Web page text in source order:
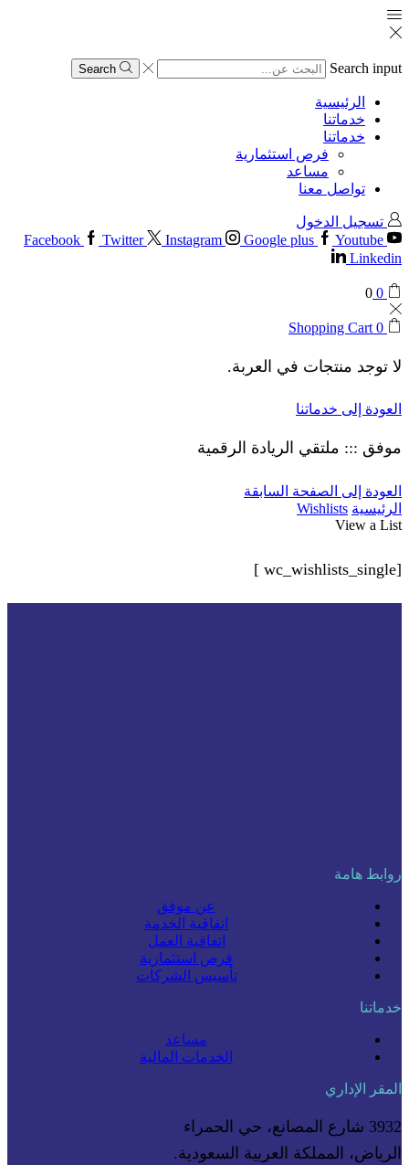
Search input
Search
الرئيسية
خدماتنا
خدماتنا
فرص استثمارية
مساعد
تواصل معنا
تسجيل الدخول
Facebook
Twitter Instagram Google plus
Youtube
Linkedin
0
0
0
Shopping Cart
لا توجد منتجات في العربة.
العودة إلى خدماتنا
موفق ::: ملتقي الريادة الرقمية
العودة إلى الصفحة السابقة
الرئيسية Wishlists
View a List
[wc_wishlists_single ]
روابط هامة
عن موفق
اتفاقية الخدمة
اتفاقية العمل
فرص استثمارية
تأسيس الشركات
خدماتنا
مساعد
الخدمات المالية
المقر الإداري
3932 شارع المصانع، حي الحمراء
الرياض، المملكة العربية السعودية.